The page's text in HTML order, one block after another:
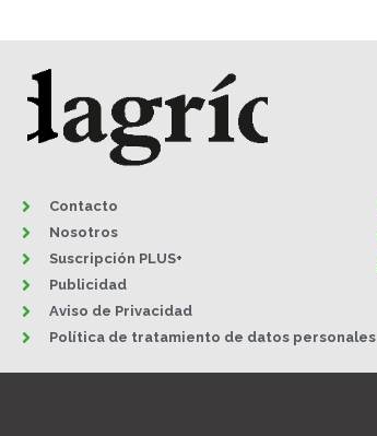
Contacto
Nosotros
Suscripción PLUS+
Publicidad
Aviso de Privacidad
Política de tratamiento de datos personales